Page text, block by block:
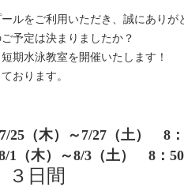
ルをご利用いただき、誠にありが
予定は決まりましたか？
期水泳教室を開催いたします！
おります。
25（木）～7/27（土） 8
1（木）～8/3（土） 8：
日間